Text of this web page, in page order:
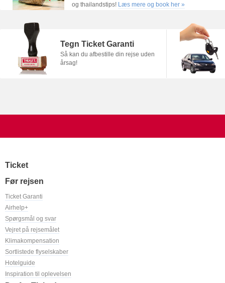
og thailandstips! Læs mere og book her »
Tegn Ticket Garanti
Så kan du afbestille din rejse uden
årsag!
Ticket
Før rejsen
Ticket Garanti
Airhelp+
Spørgsmål og svar
Vejret på rejsemålet
Klimakompensation
Sortlistede flyselskaber
Hotelguide
Inspiration til oplevelsen